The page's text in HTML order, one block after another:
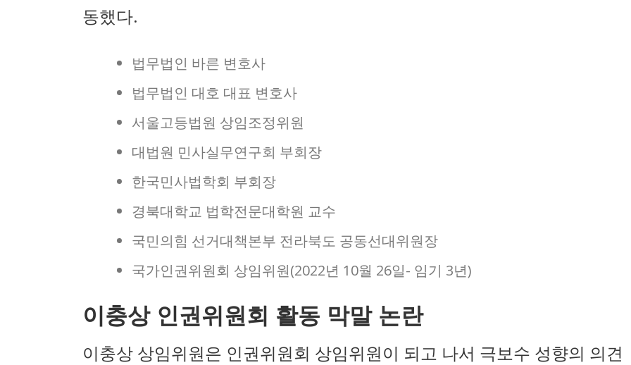
동했다.
법무법인 바른 변호사
법무법인 대호 대표 변호사
서울고등법원 상임조정위원
대법원 민사실무연구회 부회장
한국민사법학회 부회장
경북대학교 법학전문대학원 교수
국민의힘 선거대책본부 전라북도 공동선대위원장
국가인권위원회 상임위원(2022년 10월 26일- 임기 3년)
이충상 인권위원회 활동 막말 논란
이충상 상임위원은 인권위원회 상임위원이 되고 나서 극보수 성향의 의견